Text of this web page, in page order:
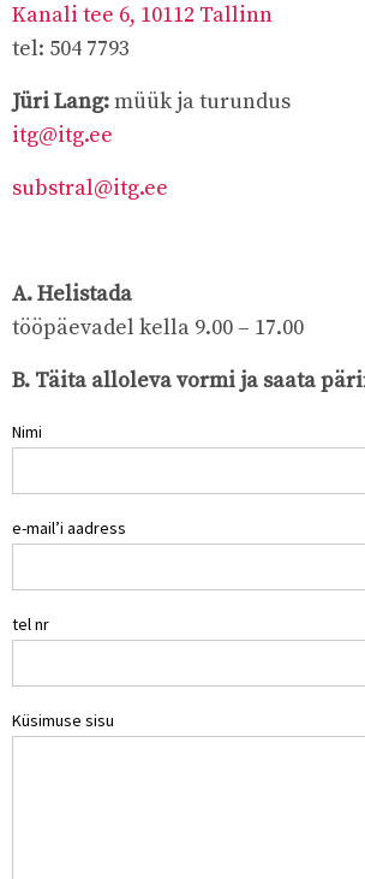
Kanali tee 6, 10112 Tallinn
tel: 504 7793
Jüri Lang:müük ja turundus
itg@itg.ee
substral@itg.ee
A. Helistada
tööpäevadel kella 9.00 – 17.00
B. Täita alloleva vormi ja saata
Nimi
e-mail’i aadress
tel nr
Küsimuse sisu